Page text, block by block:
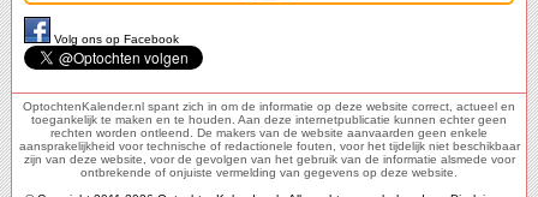
Volg ons op Facebook
OptochtenKalender.nl spant zich in om de informatie op deze website correct, actueel en
toegankelijk te maken en te houden. Aan deze internetpublicatie kunnen echter geen
rechten worden ontleend. De makers van de website aanvaarden geen enkele
aansprakelijkheid voor technische of redactionele fouten, voor het tijdelijk niet beschikbaar
zijn van deze website, voor de gevolgen van het gebruik van de informatie alsmede voor
ontbrekende of onjuiste vermelding van gegevens op deze website.